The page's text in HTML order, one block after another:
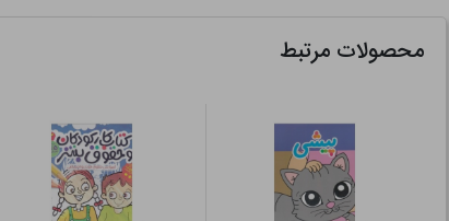
محصولات مرتبط